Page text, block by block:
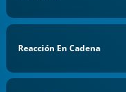
Reacción En Cadena